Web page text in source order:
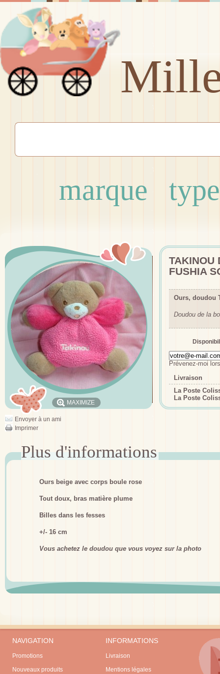
marque type
MAXIMIZE
Envoyer à un ami
Imprimer
TAKINOU
FUSHIA
Ours, doudou
Doudou de la
Prévenez-moi
Livraison
La Poste
La Poste
Ours beige avec corps boule rose
Tout doux, bras matière plume
Billes dans les fesses
+/- 16 cm
Vous achetez le doudou que vous voyez sur la photo
NAVIGATION
Promotions
Nouveaux produits
INFORMATIONS
Livraison
Mentions légales